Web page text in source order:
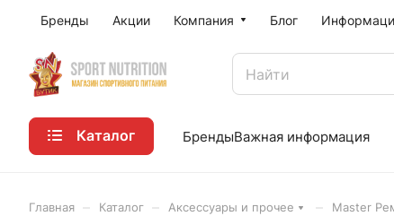
Бренды Акции Компания Блог
Каталог БрендыВажная информация
Главная Каталог Аксессуары и прочее Master